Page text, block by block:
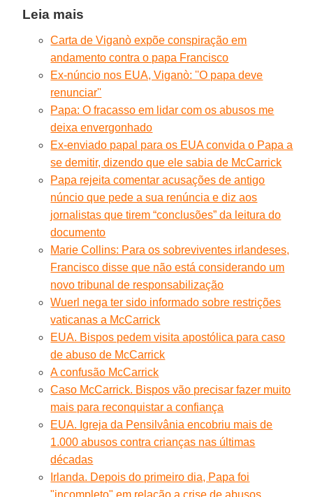
Leia mais
Carta de Viganò expõe conspiração em
andamento contra o papa Francisco
Ex-núncio nos EUA, Viganò: ''O papa deve
renunciar''
Papa: O fracasso em lidar com os abusos me
deixa envergonhado
Ex-enviado papal para os EUA convida o Papa a
se demitir, dizendo que ele sabia de McCarrick
Papa rejeita comentar acusações de antigo
núncio que pede a sua renúncia e diz aos
jornalistas que tirem “conclusões” da leitura do
documento
Marie Collins: Para os sobreviventes irlandeses,
Francisco disse que não está considerando um
novo tribunal de responsabilização
Wuerl nega ter sido informado sobre restrições
vaticanas a McCarrick
EUA. Bispos pedem visita apostólica para caso
de abuso de McCarrick
A confusão McCarrick
Caso McCarrick. Bispos vão precisar fazer muito
mais para reconquistar a confiança
EUA. Igreja da Pensilvânia encobriu mais de
1.000 abusos contra crianças nas últimas
décadas
Irlanda. Depois do primeiro dia, Papa foi
"incompleto" em relação a crise de abusos